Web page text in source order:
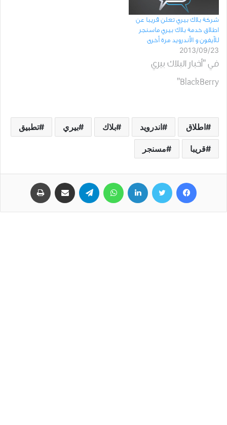
شركة بلاك بيري تعلن قريبا عن
اطلاق خدمة بلاك بيري ماسنجر
للآيفون و الأندرويد مرة أخرى
2013/09/23
في "أخبار البلاك بيري
BlackBerry"
اطلاق اندرويد بلاك بيري تطبيق
قريبا مسنجر
فيسبوك تويتر لينكدإن واتساب تيلقرام مشاركة عبر البريد